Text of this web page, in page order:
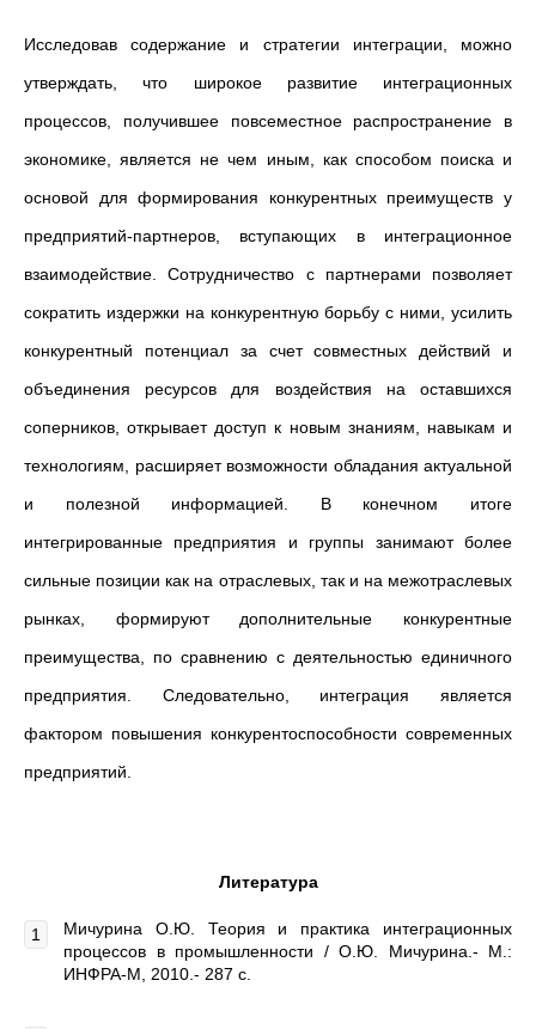
Исследовав содержание и стратегии интеграции, можно
утверждать, что широкое развитие интеграционных
процессов, получившее повсеместное распространение в
экономике, является не чем иным, как способом поиска и
основой для формирования конкурентных преимуществ у
предприятий-партнеров, вступающих в интеграционное
взаимодействие. Сотрудничество с партнерами позволяет
сократить издержки на конкурентную борьбу с ними, усилить
конкурентный потенциал за счет совместных действий и
объединения ресурсов для воздействия на оставшихся
соперников, открывает доступ к новым знаниям, навыкам и
технологиям, расширяет возможности обладания актуальной
и полезной информацией. В конечном итоге
интегрированные предприятия и группы занимают более
сильные позиции как на отраслевых, так и на межотраслевых
рынках, формируют дополнительные конкурентные
преимущества, по сравнению с деятельностью единичного
предприятия. Следовательно, интеграция является
фактором повышения конкурентоспособности современных
предприятий.
Литература
Мичурина О.Ю. Теория и практика интеграционных
процессов в промышленности / О.Ю. Мичурина.- М.:
ИНФРА-М, 2010.- 287 с.